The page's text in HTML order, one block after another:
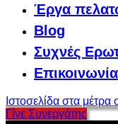
Έργα
Blog
Συχνές
Επικοινωνία
Ιστοσελίδα στα μέτρα
Γίνε Συνεργάτης